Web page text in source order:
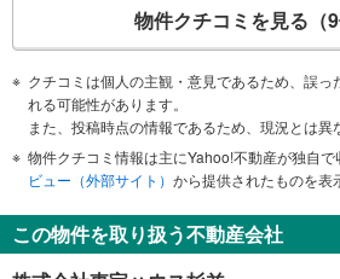
物件クチコミを見る （
クチコミは個人の主観・意見であるため、誤っ
れる可能性があります。
また、投稿時点の情報であるため、現況とは異
物件クチコミ情報は主にYahoo!不動産が独自で
ビュー（外部サイト） から提供されたものを表
この物件を取り扱う不動産会社